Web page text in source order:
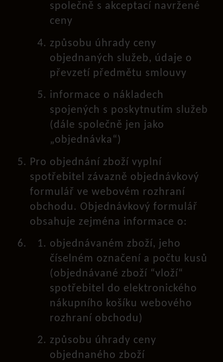
společně s akceptací navržené
ceny
způsobu úhrady ceny
objednaných služeb, údaje o
převzetí předmětu smlouvy
informace o nákladech
spojených s poskytnutím služeb
(dále společně jen jako
„objednávka“)
Pro objednání zboží vyplní
spotřebitel závazně objednávkový
formulář ve webovém rozhraní
obchodu. Objednávkový formulář
obsahuje zejména informace o:
objednávaném zboží, jeho
číselném označení a počtu kusů
(objednávané zboží “vloží“
spotřebitel do elektronického
nákupního košíku webového
rozhraní obchodu)
způsobu úhrady ceny
objednaného zboží